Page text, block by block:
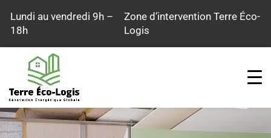
Lundi au vendredi 9h –
18h
Zone d’intervention Terre Éco-
Logis